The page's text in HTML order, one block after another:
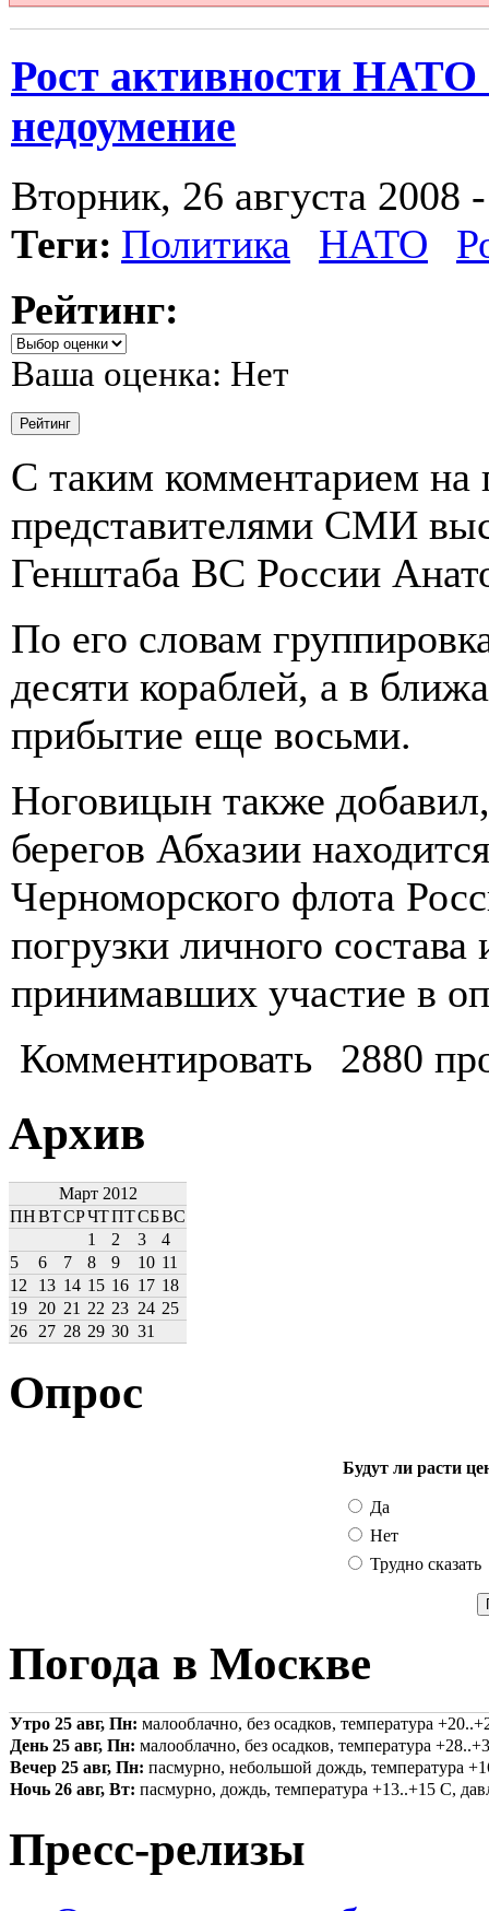
Рост активности
недоумение
Вторник, 26 августа 2008
Теги: Политика НАТО
Рейтинг:
Ваша оценка: Нет
С таким комментарием на
представителями СМИ
Генштаба ВС России
По его словам
десяти кораблей, а в
прибытие еще восьми.
Ноговицын также
берегов Абхазии
Черноморского флота
погрузки личного
принимавших участие в
Комментировать
2880
Архив
Март 2012
ПНВТСРЧТПТСБВС
1
2 3
4
5
6 7 8 9 10 11
12
13 14 15 16 17 18
19
20 21 22 23 24 25
26
27 28 29 30 31
Опрос
Будут ли расти
Да
Нет
Трудно сказать
Погода в Москве
Утро 25 авг, Пн: малооблачно, без осадков, температура
День 25 авг, Пн: малооблачно, без осадков, температура
Вечер 25 авг, Пн: пасмурно, небольшой дождь, температура
Ночь 26 авг, Вт: пасмурно, дождь, температура +13..+15 С,
Пресс-релизы